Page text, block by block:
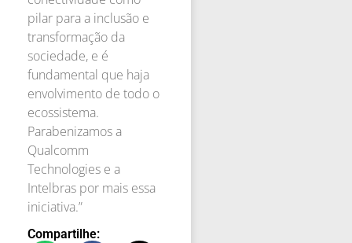
pilar para a inclusão e
transformação da
sociedade, e é
fundamental que haja
envolvimento de todo o
ecossistema.
Parabenizamos a
Qualcomm
Technologies e a
Intelbras por mais essa
iniciativa.”
Compartilhe: